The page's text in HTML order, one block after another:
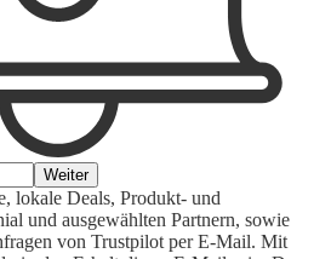
Weiter
lokale Deals, Produkt- und
und ausgewählten Partnern, sowie
von Trustpilot per E-Mail. Mit